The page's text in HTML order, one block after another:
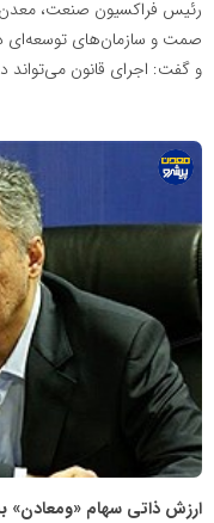
رئیس فراکسیون صنعت،
و گفت: اجرای قانون می‌تواند
ارزش ذاتی سهام «ومعادن»
اطلاع
رسانی
معدن
پیشرو